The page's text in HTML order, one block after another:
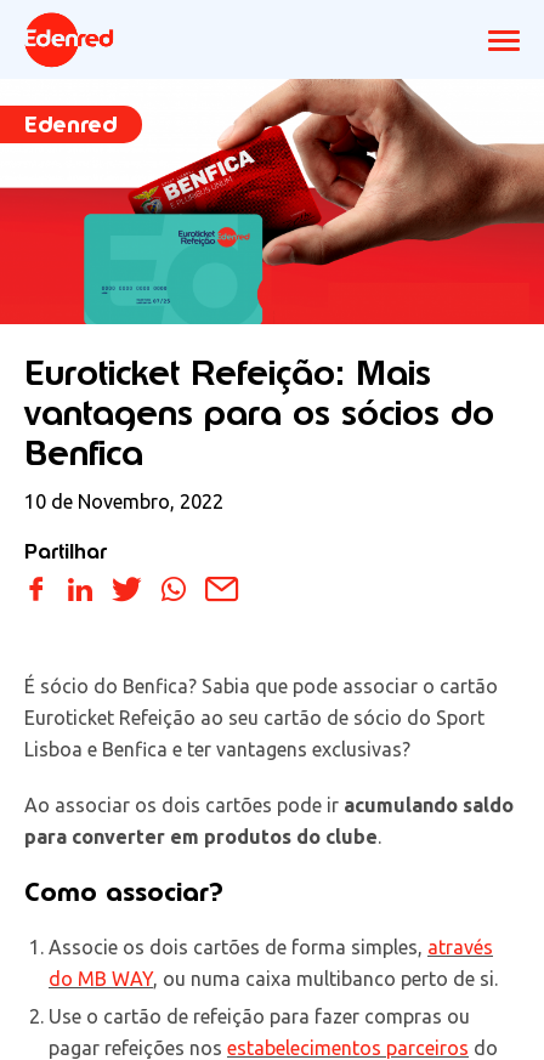
Edenred
Euroticket Refeição: Mais
vantagens para os sócios do
Benfica
10 de Novembro, 2022
Partilhar
É sócio do Benfica? Sabia que pode associar o cartão
Euroticket Refeição ao seu cartão de sócio do Sport
Lisboa e Benfica e ter vantagens exclusivas?
Ao associar os dois cartões pode ir acumulando saldo
para converter em produtos do clube
Como associar?
Associe os dois cartões de forma simples, através
do MB WAY, ou numa caixa multibanco perto de si.
Use o cartão de refeição para fazer compras ou
pagar refeições nos estabelecimentos parceiros do